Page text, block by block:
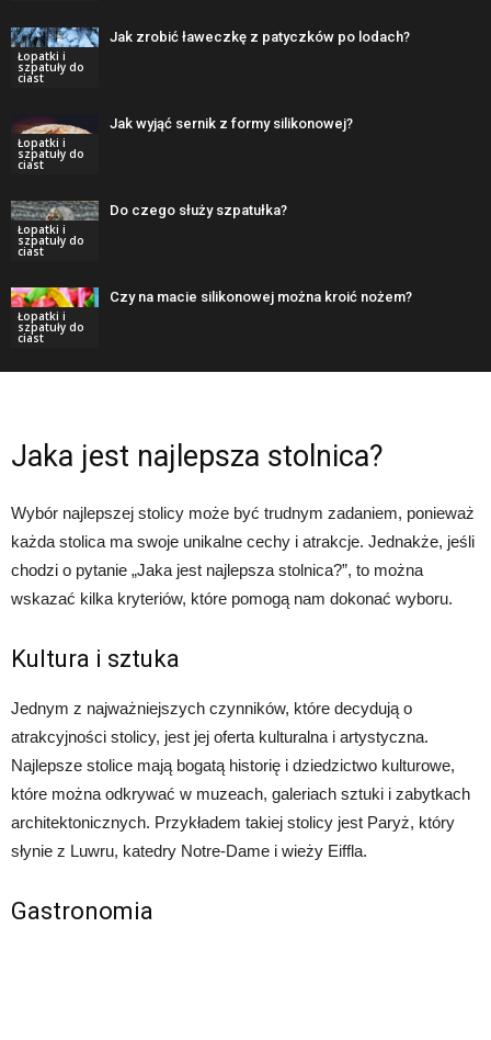
Łopatki i
szpatuły do
ciast
Jak zrobić ławeczkę z patyczków po lodach?
Łopatki i
szpatuły do
ciast
Jak wyjąć sernik z formy silikonowej?
Łopatki i
szpatuły do
ciast
Do czego służy szpatułka?
Łopatki i
szpatuły do
ciast
Czy na macie silikonowej można kroić nożem?
Jaka jest najlepsza stolnica?
Wybór najlepszej stolicy może być trudnym zadaniem, ponieważ
każda stolica ma swoje unikalne cechy i atrakcje. Jednakże, jeśli
chodzi o pytanie „Jaka jest najlepsza stolnica?”, to można
wskazać kilka kryteriów, które pomogą nam dokonać wyboru.
Kultura i sztuka
Jednym z najważniejszych czynników, które decydują o
atrakcyjności stolicy, jest jej oferta kulturalna i artystyczna.
Najlepsze stolice mają bogatą historię i dziedzictwo kulturowe,
które można odkrywać w muzeach, galeriach sztuki i zabytkach
architektonicznych. Przykładem takiej stolicy jest Paryż, który
słynie z Luwru, katedry Notre-Dame i wieży Eiffla.
Gastronomia